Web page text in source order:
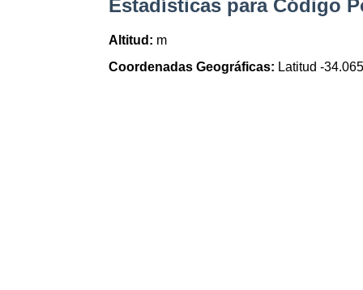
Estadísticas para Código
Altitud: m
Coordenadas Geográficas: Latitud -